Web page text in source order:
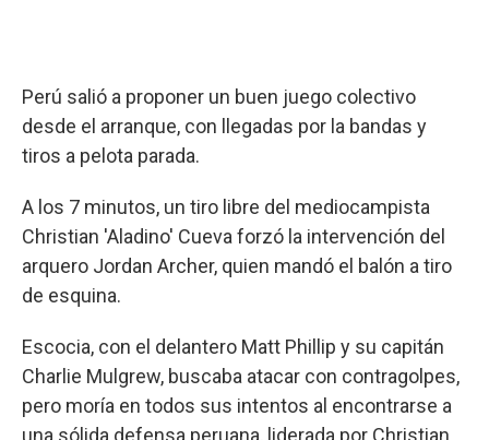
Perú salió a proponer un buen juego colectivo
desde el arranque, con llegadas por la bandas y
tiros a pelota parada.
A los 7 minutos, un tiro libre del mediocampista
Christian 'Aladino' Cueva forzó la intervención del
arquero Jordan Archer, quien mandó el balón a tiro
de esquina.
Escocia, con el delantero Matt Phillip y su capitán
Charlie Mulgrew, buscaba atacar con contragolpes,
pero moría en todos sus intentos al encontrarse a
una sólida defensa peruana, liderada por Christian